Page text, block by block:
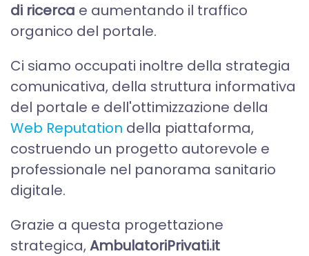
di ricerca e aumentando il traffico
organico del portale.
Ci siamo occupati inoltre della strategia
comunicativa, della struttura informativa
del portale e dell'ottimizzazione della
Web Reputation della piattaforma,
costruendo un progetto autorevole e
professionale nel panorama sanitario
digitale.
Grazie a questa progettazione
strategica,AmbulatoriPrivati.it